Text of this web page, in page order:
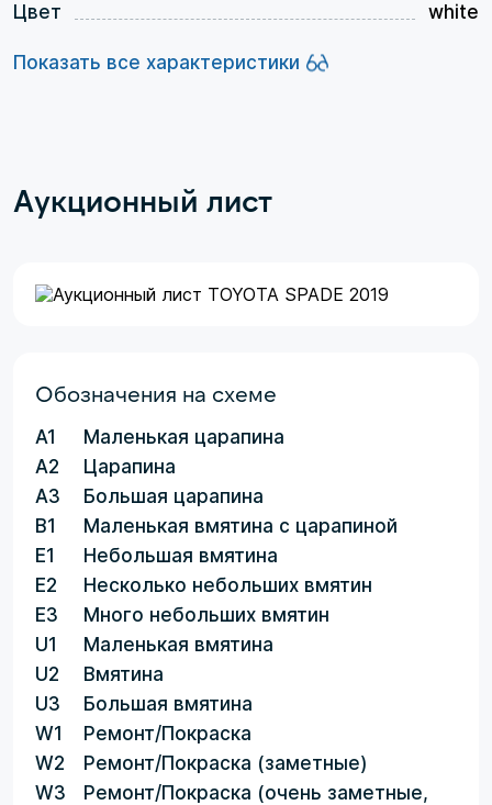
Цвет
white
Показать все характеристики
Аукционный лист
Обозначения на схеме
A1
Маленькая царапина
A2
Царапина
A3
Большая царапина
B1
Маленькая вмятина с царапиной
E1
Небольшая вмятина
E2
Несколько небольших вмятин
E3
Много небольших вмятин
U1
Маленькая вмятина
U2
Вмятина
U3
Большая вмятина
W1
Ремонт/Покраска
W2
Ремонт/Покраска (заметные)
W3
Ремонт/Покраска (очень заметные,